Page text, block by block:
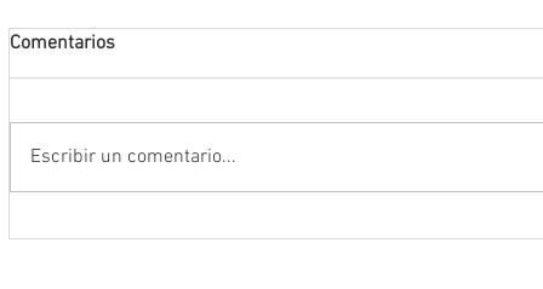
Comentarios
Escribir un comentario...